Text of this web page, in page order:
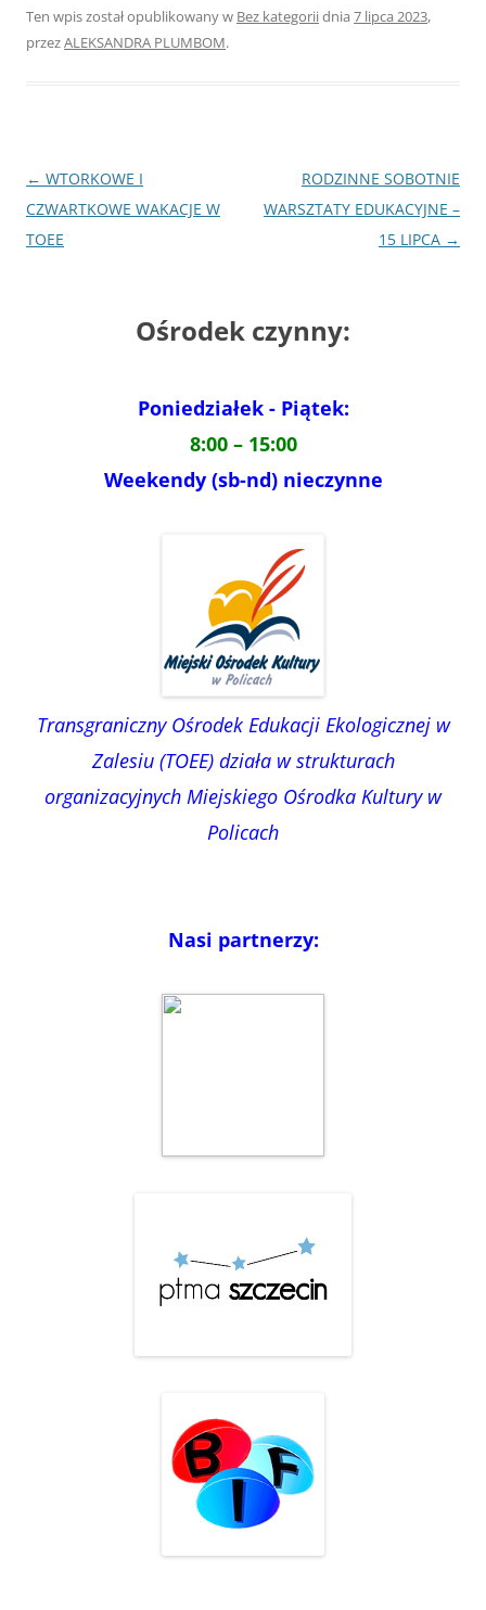
Ten wpis został opublikowany w Bez kategoriidnia 7 lipca 2023,
przezALEKSANDRA PLUMBOM.
Nawigacja
wpisu
← WTORKOWE I
CZWARTKOWE WAKACJE W
TOEE
RODZINNE SOBOTNIE
WARSZTATY EDUKACYJNE –
15 LIPCA →
Ośrodek czynny:
Poniedziałek - Piątek:
8:00 – 15:00
Weekendy (sb-nd) nieczynne
Transgraniczny Ośrodek Edukacji Ekologicznej w
Zalesiu (TOEE) działa w strukturach
organizacyjnych Miejskiego Ośrodka Kultury w
Policach
Nasi partnerzy: